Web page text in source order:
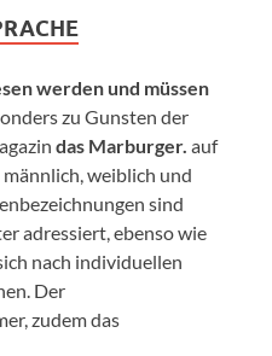
werden und müssen
zu Gunsten der
das Marburger. auf
weiblich und
sind
adressiert, ebenso wie
nach individuellen
Der
zudem das